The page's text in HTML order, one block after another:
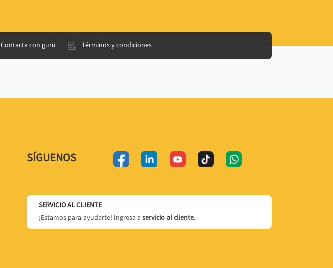
Contacta con gurú Términos y condiciones
SÍGUENOS
SERVICIO AL CLIENTE
¡Estamos para ayudarte! Ingresa a servicio al cliente.